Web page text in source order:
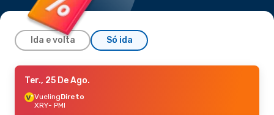
Ida e volta Só ida
Ter., 15 De Set.- Sáb., 19 De Set.
VuelingDireto
XRY- PMI
Ter., 25 De Ago.
VuelingDireto
XRY- PMI